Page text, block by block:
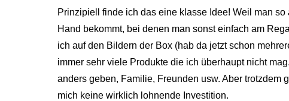
Prinzipiell finde ich das eine klasse Idee! Weil man
Hand bekommt, bei denen man sonst einfach am
ich auf den Bildern der Box (hab da jetzt schon
immer sehr viele Produkte die ich überhaupt nicht
anders geben, Familie, Freunden usw. Aber trotzdem
mich keine wirklich lohnende Investition.